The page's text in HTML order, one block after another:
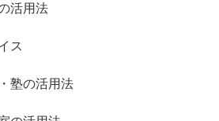
活用法
ス
塾の活用法